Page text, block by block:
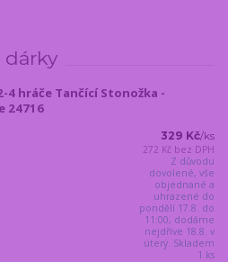
dárky
4 hráče Tančící Stonožka -
24716
329 Kč/ks
272 Kč bez DPH
Z důvodu
dovolené, vše
objednané a
uhrazené do
pondělí 17.8. do
11:00, dodáme
nejdříve 18.8. v
úterý. Skladem
1 ks